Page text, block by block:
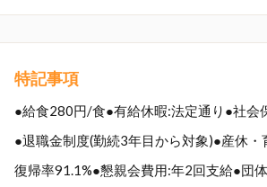
特記事項
●給食280円/食●有給休暇:法定通り●社会
●退職金制度(勤続3年目から対象)●産休・
復帰率91.1%●懇親会費用:年2回支給●団